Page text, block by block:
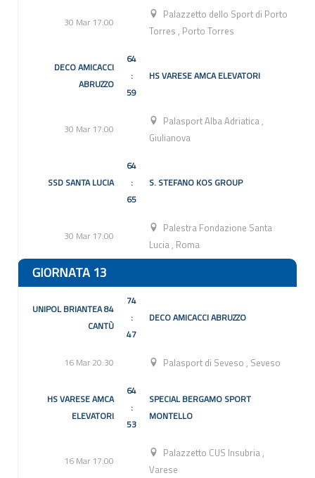
30 Mar 17:00
Palazzetto dello Sport di Porto
Torres , Porto Torres
DECO AMICACCI
ABRUZZO
64
:
59
HS VARESE AMCA ELEVATORI
30 Mar 17:00
Palasport Alba Adriatica,
Giulianova
SSD SANTA LUCIA
64
:
65
S. STEFANO KOS GROUP
30 Mar 17:00
Palestra Fondazione Santa
Lucia, Roma
GIORNATA 13
UNIPOL BRIANTEA 84
CANTÙ
74
:
47
DECO AMICACCI ABRUZZO
16 Mar 20:30 Palasport di Seveso, Seveso
HS VARESE AMCA
ELEVATORI
64
:
53
SPECIAL BERGAMO SPORT
MONTELLO
16 Mar 17:00
Palazzetto CUS Insubria,
Varese